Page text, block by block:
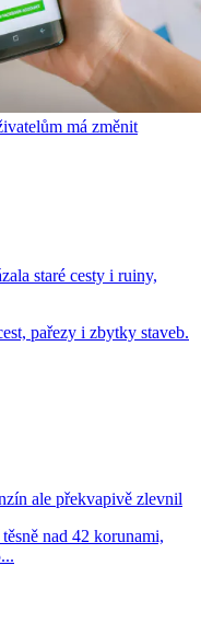
má změnit
staré cesty i ruiny,
pařezy i zbytky staveb.
ale překvapivě zlevnil
nad 42 korunami,